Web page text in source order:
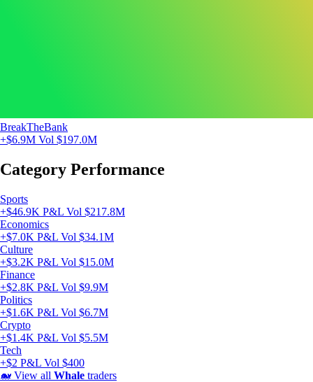
BreakTheBank
+$6.9M Vol $197.0M
Category Performance
Sports
+$46.9K P&L Vol $217.8M
Economics
+$7.0K P&L Vol $34.1M
Culture
+$3.2K P&L Vol $15.0M
Finance
+$2.8K P&L Vol $9.9M
Politics
+$1.6K P&L Vol $6.7M
Crypto
+$1.4K P&L Vol $5.5M
Tech
+$2 P&L Vol $400
🐋 View all Whale traders